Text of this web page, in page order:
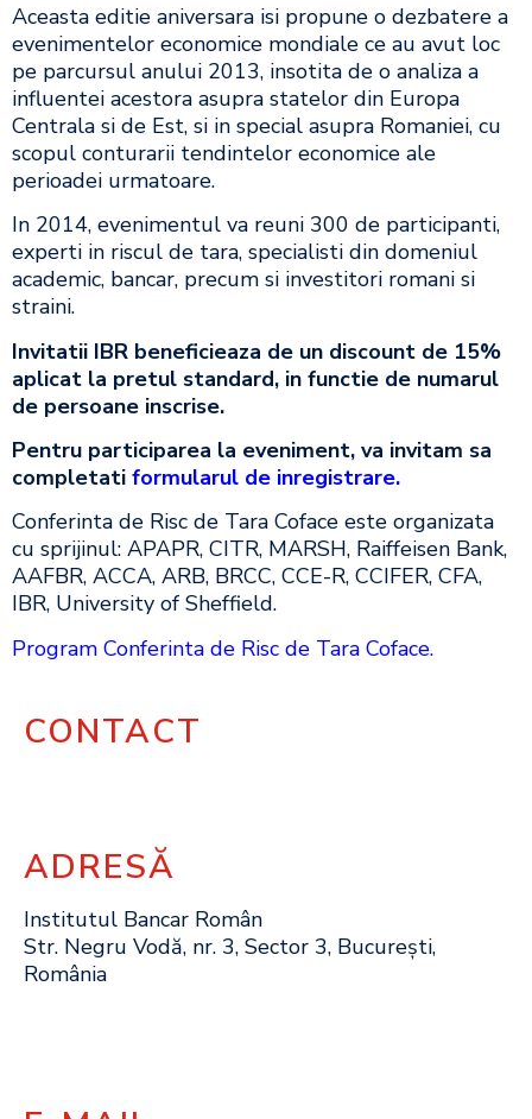
Aceasta editie aniversara isi propune o dezbatere a
evenimentelor economice mondiale ce au avut loc
pe parcursul anului 2013, insotita de o analiza a
influentei acestora asupra statelor din Europa
Centrala si de Est, si in special asupra Romaniei, cu
scopul conturarii tendintelor economice ale
perioadei urmatoare.
In 2014, evenimentul va reuni 300 de participanti,
experti in riscul de tara, specialisti din domeniul
academic, bancar, precum si investitori romani si
straini.
Invitatii IBR beneficieaza de un discount de 15%
aplicat la pretul standard, in functie de numarul
de persoane inscrise.
Pentru participarea la eveniment, va invitam sa
completati formularul de inregistrare.
Conferinta de Risc de Tara Coface este organizata
cu sprijinul: APAPR, CITR, MARSH, Raiffeisen Bank,
AAFBR, ACCA, ARB, BRCC, CCE-R, CCIFER, CFA,
IBR, University of Sheffield.
Program Conferinta de Risc de Tara Coface.
CONTACT
ADRESĂ
Institutul Bancar Român
Str. Negru Vodă, nr. 3, Sector 3, București,
România